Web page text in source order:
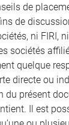
de
de
ni FIRI,
sociétés
quelque
directe ou
du présent
Il est